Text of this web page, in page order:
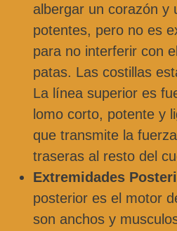
albergar un corazón y
potentes, pero no es
para no interferir con
patas. Las costillas
La línea superior es
lomo corto, potente y
que transmite la
traseras al resto del
Extremidades
posterior es el motor
son anchos y